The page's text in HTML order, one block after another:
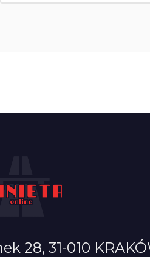
28, 31-010